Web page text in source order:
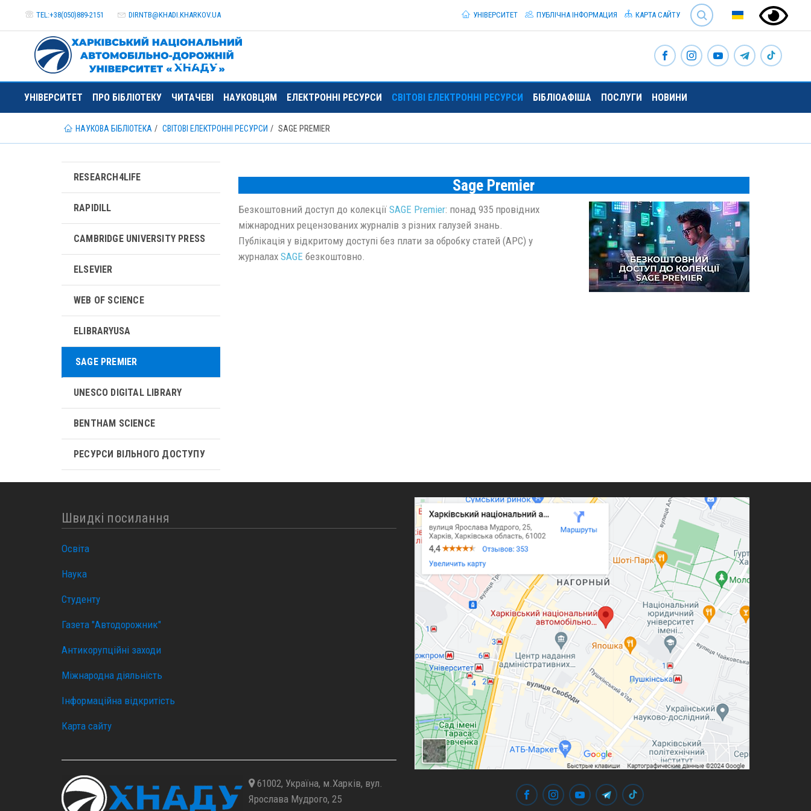
TEL:+38(050)889-2151 DIRNTB@KHADI.KHARKOV.UA
SEARCH
УНІВЕРСИТЕТ
ПУБЛІЧНА ІНФОРМАЦИЯ КАРТА САЙТУ
УНІВЕРСИТЕТ ПРО БІБЛІОТЕКУ ЧИТАЧЕВІ НАУКОВЦЯМ ЕЛЕКТРОННІ РЕСУРСИ СВІТОВІ ЕЛЕКТРОННІ РЕСУРСИ БІБЛІОАФІША ПОСЛУГИ НОВИНИ
НАУКОВА БІБЛІОТЕКА СВІТОВІ ЕЛЕКТРОННІ РЕСУРСИ SAGE PREMIER
Sage Premier
Безкоштовний доступ до колекції SAGE Premier: понад 935 провідних
міжнародних рецензованих журналів з різних галузей знань.
Публікація у відкритому доступі без плати за обробку статей (APC) у
журналах SAGE безкоштовно.
RESEARCH4LIFE
RAPIDILL
CAMBRIDGE UNIVERSITY PRESS
ELSEVIER
WEB OF SCIENCE
ELIBRARYUSA
SAGE PREMIER
UNESCO DIGITAL LIBRARY
BENTHAM SCIENCE
РЕСУРСИ ВІЛЬНОГО ДОСТУПУ
Швидкі посилання
Освіта
Наука
Студенту
Газета "Автодорожник"
Антикорупційні заходи
Міжнародна діяльність
Інформаційна відкритість
Карта сайту
61002, Україна, м.Харків, вул.
Ярослава Мудрого, 25